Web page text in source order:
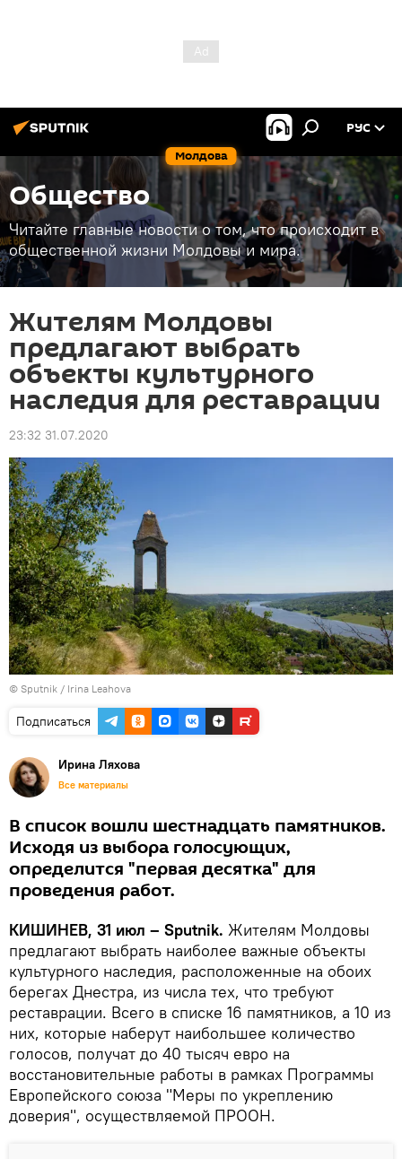
Молдова
РУС
Общество
Читайте главные новости о том, что происходит в
общественной жизни Молдовы и мира.
Жителям Молдовы
предлагают выбрать
объекты культурного
наследия для реставрации
23:32 31.07.2020
© Sputnik / Irina Leahova
Подписаться
Ирина Ляхова
Все материалы
В список вошли шестнадцать памятников.
Исходя из выбора голосующих,
определится "первая десятка" для
проведения работ.
КИШИНЕВ, 31 июл – Sputnik. Жителям Молдовы
предлагают выбрать наиболее важные объекты
культурного наследия, расположенные на обоих
берегах Днестра, из числа тех, что требуют
реставрации. Всего в списке 16 памятников, а 10 из
них, которые наберут наибольшее количество
голосов, получат до 40 тысяч евро на
восстановительные работы в рамках Программы
Европейского союза "Меры по укреплению
доверия", осуществляемой ПРООН.